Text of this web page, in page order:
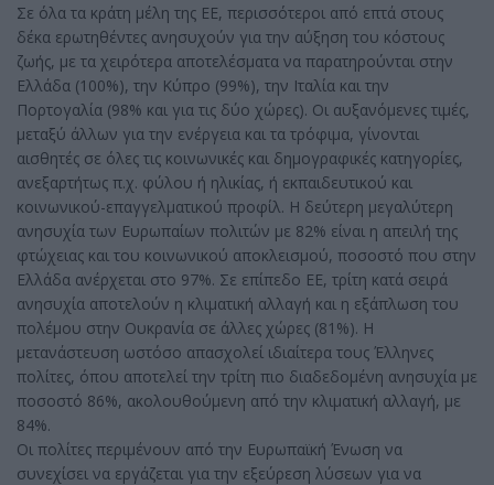
Σε όλα τα κράτη μέλη της ΕΕ, περισσότεροι από επτά στους
δέκα ερωτηθέντες ανησυχούν για την αύξηση του κόστους
ζωής, με τα χειρότερα αποτελέσματα να παρατηρούνται στην
Ελλάδα (100%), την Κύπρο (99%), την Ιταλία και την
Πορτογαλία (98% και για τις δύο χώρες). Οι αυξανόμενες τιμές,
μεταξύ άλλων για την ενέργεια και τα τρόφιμα, γίνονται
αισθητές σε όλες τις κοινωνικές και δημογραφικές κατηγορίες,
ανεξαρτήτως π.χ. φύλου ή ηλικίας, ή εκπαιδευτικού και
κοινωνικού-επαγγελματικού προφίλ. Η δεύτερη μεγαλύτερη
ανησυχία των Ευρωπαίων πολιτών με 82% είναι η απειλή της
φτώχειας και του κοινωνικού αποκλεισμού, ποσοστό που στην
Ελλάδα ανέρχεται στο 97%. Σε επίπεδο ΕΕ, τρίτη κατά σειρά
ανησυχία αποτελούν η κλιματική αλλαγή και η εξάπλωση του
πολέμου στην Ουκρανία σε άλλες χώρες (81%). Η
μετανάστευση ωστόσο απασχολεί ιδιαίτερα τους Έλληνες
πολίτες, όπου αποτελεί την τρίτη πιο διαδεδομένη ανησυχία με
ποσοστό 86%, ακολουθούμενη από την κλιματική αλλαγή, με
84%.
Οι πολίτες περιμένουν από την Ευρωπαϊκή Ένωση να
συνεχίσει να εργάζεται για την εξεύρεση λύσεων για να